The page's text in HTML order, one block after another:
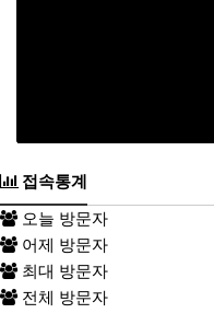
접속통계
오늘 방문자
어제 방문자
최대 방문자
전체 방문자